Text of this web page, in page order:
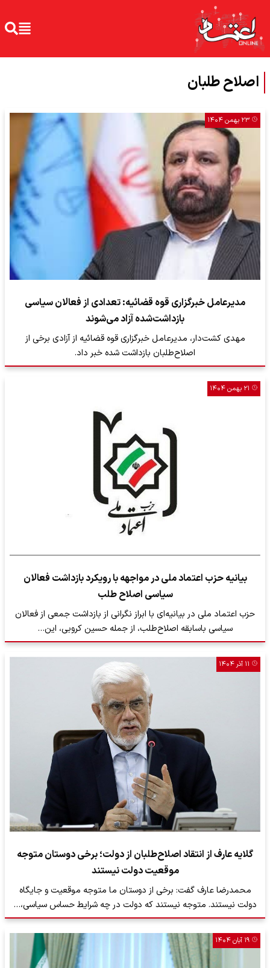
اصلاح طلبان
۲۳ بهمن ۱۴۰۴
مدیرعامل خبرگزاری قوه قضائیه: تعدادی از فعالان سیاسی
بازداشت‌شده آزاد می‌شوند
مهدی کشت‌‌دار، مدیرعامل خبرگزاری قوه قضائیه از آزادی برخی از
اصلاح‌طلبان بازداشت شده خبر داد.
۲۱ بهمن ۱۴۰۴
بیانیه حزب اعتماد ملی در مواجهه با رویکرد بازداشت فعالان
سیاسی اصلاح طلب
حزب اعتماد ملی در بیانیه‌ای با ابراز نگرانی از بازداشت جمعی از فعالان
سیاسی باسابقه اصلاح‌طلب، از جمله حسین کروبی، این…
۱۱ آذر ۱۴۰۴
گلایه عارف از انتقاد اصلاح‌طلبان از دولت؛ برخی دوستان متوجه
موقعیت دولت نیستند
محمدرضا عارف گفت: برخی از دوستان ما متوجه موقعیت و جایگاه
دولت نیستند. متوجه نیستند که دولت در چه شرایط حساس سیاسی،…
۱۹ آبان ۱۴۰۴